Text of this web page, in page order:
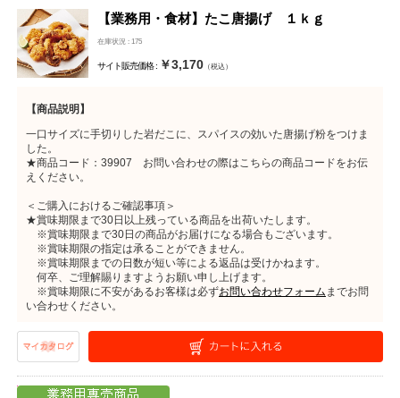
【業務用・食材】たこ唐揚げ １ｋｇ
在庫状況 : 175
サイト販売価格 : ￥3,170（税込）
【商品説明】
一口サイズに手切りした岩だこに、スパイスの効いた唐揚げ粉をつけま
した。
★商品コード：39907 お問い合わせの際はこちらの商品コードをお伝
えください。
＜ご購入におけるご確認事項＞
★賞味期限まで30日以上残っている商品を出荷いたします。
※賞味期限まで30日の商品がお届けになる場合もございます。
※賞味期限の指定は承ることができません。
※賞味期限までの日数が短い等による返品は受けかねます。
何卒、ご理解賜りますようお願い申し上げます。
※賞味期限に不安があるお客様は必ずお問い合わせフォーム までお問
い合わせください。